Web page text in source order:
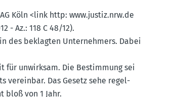
Köln <link http: www.​justiz.​nrw.​de
- Az.: 118 C 48/12).
des beklagten Unter­nehmers. Dabei
für unwirksam. Die Bestimmung sei
vereinbar. Das Gesetz sehe regel­
bloß von 1 Jahr.